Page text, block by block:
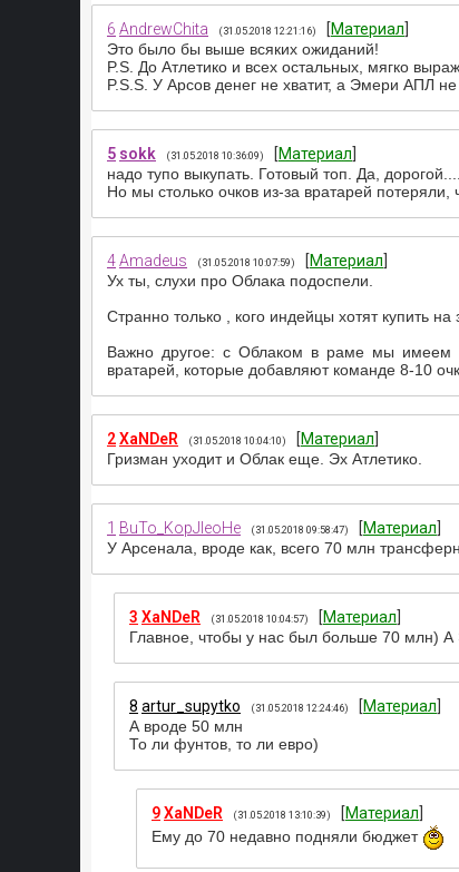
6 AndrewChita (31.05.2018 12:21:16) [Материал
Это было бы выше всяких ожиданий!
P.S. До Атлетико и всех остальных, мягко
P.S.S. У Арсов денег не хватит, а Эмери АПЛ не
5 sokk (31.05.2018 10:36:09) [Материал
надо тупо выкупать. Готовый топ. Да, дорогой....
Но мы столько очков из-за вратарей потеряли,
4Amadeus (31.05.2018 10:07:59) [Материал
Ух ты, слухи про Облака подоспели.
Странно только , кого индейцы хотят купить
Важно другое: с Облаком в раме мы имеем
вратарей, которые добавляют команде 8-10
2XaNDeR (31.05.2018 10:04:10) [Материал
Гризман уходит и Облак еще. Эх Атлетико.
1 BuTo_KopJIeoHe (31.05.2018 09:58:47) [Материал
У Арсенала, вроде как, всего 70 млн
3 XaNDeR (31.05.2018 10:04:57) [Материал
Главное, чтобы у нас был больше 70 млн)
8 artur_supytko (31.05.2018 12:24:46) [Материал
А вроде 50 млн
То ли фунтов, то ли евро)
9XaNDeR (31.05.2018 13:10:39) [Материал
Ему до 70 недавно подняли бюджет